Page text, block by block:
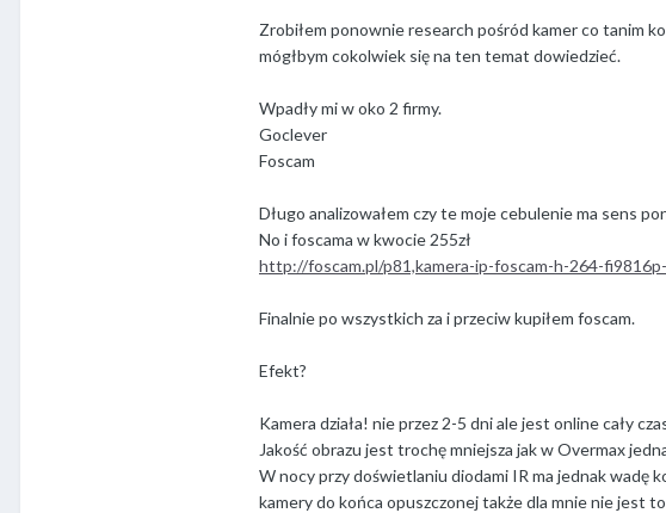
Zrobiłem ponownie research pośród kamer co tanim
mógłbym cokolwiek się na ten temat dowiedzieć.
Wpadły mi w oko 2 firmy.
Goclever
Foscam
Długo analizowałem czy te moje cebulenie ma sens
No i foscama w kwocie 255zł
http://foscam.pl/p81,kamera-ip-foscam-h-264-
Finalnie po wszystkich za i przeciw kupiłem foscam.
Efekt?
Kamera działa! nie przez 2-5 dni ale jest online cały
Jakość obrazu jest trochę mniejsza jak w Overmax
W nocy przy doświetlaniu diodami IR ma jednak wadę
kamery do końca opuszczonej także dla mnie nie jest